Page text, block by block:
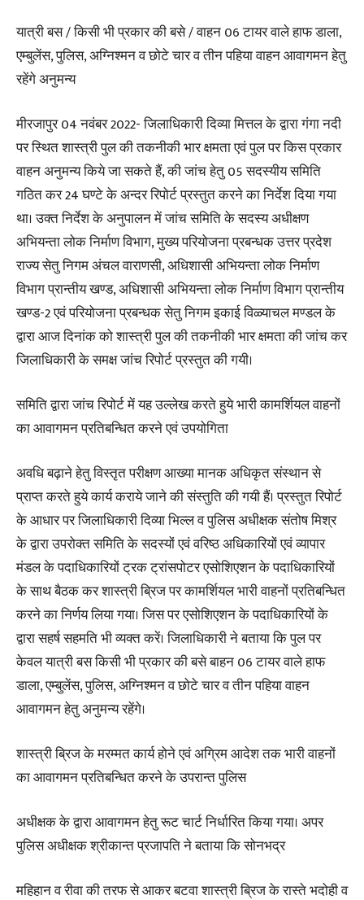
यात्री बस / किसी भी प्रकार की बसे / वाहन 06 टायर वाले हाफ डाला,
एम्बुलेंस, पुलिस, अग्निश्मन व छोटे चार व तीन पहिया वाहन आवागमन हेतु
रहेंगे अनुमन्य
मीरजापुर 04 नवंबर 2022- जिलाधिकारी दिव्या मित्तल के द्वारा गंगा नदी
पर स्थित शास्त्री पुल की तकनीकी भार क्षमता एवं पुल पर किस प्रकार
वाहन अनुमन्य किये जा सकते हैं, की जांच हेतु 05 सदस्यीय समिति
गठित कर 24 घण्टे के अन्दर रिपोर्ट प्रस्तुत करने का निर्देश दिया गया
था। उक्त निर्देश के अनुपालन में जांच समिति के सदस्य अधीक्षण
अभियन्ता लोक निर्माण विभाग, मुख्य परियोजना प्रबन्धक उत्तर प्रदेश
राज्य सेतु निगम अंचल वाराणसी, अधिशासी अभियन्ता लोक निर्माण
विभाग प्रान्तीय खण्ड, अधिशासी अभियन्ता लोक निर्माण विभाग प्रान्तीय
खण्ड-2 एवं परियोजना प्रबन्धक सेतु निगम इकाई विळ्याचल मण्डल के
द्वारा आज दिनांक को शास्त्री पुल की तकनीकी भार क्षमता की जांच कर
जिलाधिकारी के समक्ष जांच रिपोर्ट प्रस्तुत की गयी।
समिति द्वारा जांच रिपोर्ट में यह उल्लेख करते हुये भारी कामर्शियल वाहनों
का आवागमन प्रतिबन्धित करने एवं उपयोगिता
अवधि बढ़ाने हेतु विस्तृत परीक्षण आख्या मानक अधिकृत संस्थान से
प्राप्त करते हुये कार्य कराये जाने की संस्तुति की गयी हैं। प्रस्तुत रिपोर्ट
के आधार पर जिलाधिकारी दिव्या भिल्ल व पुलिस अधीक्षक संतोष मिश्र
के द्वारा उपरोक्त समिति के सदस्यों एवं वरिष्ठ अधिकारियों एवं व्यापार
मंडल के पदाधिकारियों ट्रक ट्रांसपोटर एसोशिएशन के पदाधिकारियों
के साथ बैठक कर शास्त्री ब्रिज पर कामर्शियल भारी वाहनों प्रतिबन्धित
करने का निर्णय लिया गया। जिस पर एसोशिएशन के पदाधिकारियों के
द्वारा सहर्ष सहमति भी व्यक्त करें। जिलाधिकारी ने बताया कि पुल पर
केवल यात्री बस किसी भी प्रकार की बसे बाहन 06 टायर वाले हाफ
डाला, एम्बुलेंस, पुलिस, अग्निश्मन व छोटे चार व तीन पहिया वाहन
आवागमन हेतु अनुमन्य रहेंगे।
शास्त्री ब्रिज के मरम्मत कार्य होने एवं अग्रिम आदेश तक भारी वाहनों
का आवागमन प्रतिबन्धित करने के उपरान्त पुलिस
अधीक्षक के द्वारा आवागमन हेतु रूट चार्ट निर्धारित किया गया। अपर
पुलिस अधीक्षक श्रीकान्त प्रजापति ने बताया कि सोनभद्र
महिहान व रीवा की तरफ से आकर बटवा शास्त्री ब्रिज के रास्ते भदोही व